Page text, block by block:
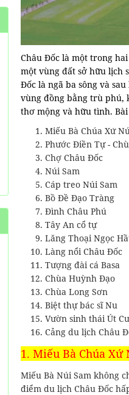
Châu Đốc là một trong
một vùng đất sở hữu lịch
Đốc là ngã ba sông và
vùng đồng bằng trù phú,
thơ mộng và hữu tình.
Miếu Bà Chúa Xứ
Phước Điền Tự -
Chợ Châu Đốc
Núi Sam
Cáp treo Núi Sam
Bồ Đề Đạo Tràng
Đình Châu Phú
Tây An cổ tự
Lăng Thoại Ngọc
Làng nổi Châu Đốc
Tượng đài cá Basa
Chùa Huỳnh Đạo
Chùa Long Sơn
Biệt thự bác sĩ Nu
Vườn sinh thái Út
Cảng du lịch Châu
1. Miếu Bà Chúa Xứ
Miếu Bà Núi Sam không
điểm du lịch Châu Đốc